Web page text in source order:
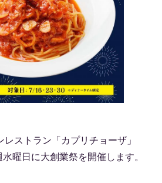
ストラン「カプリチョーザ」
曜日に大創業祭を開催します。